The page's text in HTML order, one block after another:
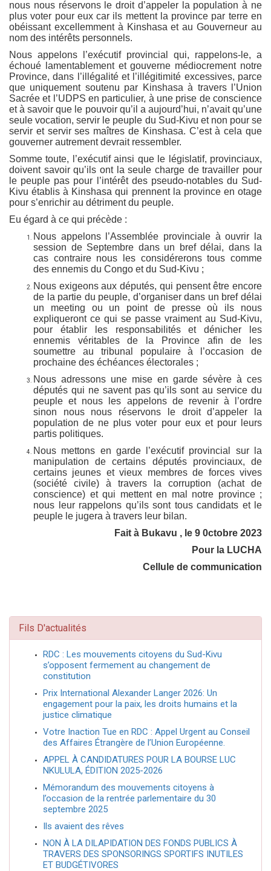
nous nous réservons le droit d’appeler la population à ne
plus voter pour eux car ils mettent la province par terre en
obéissant excellemment à Kinshasa et au Gouverneur au
nom des intérêts personnels.
Nous appelons l’exécutif provincial qui, rappelons-le, a
échoué lamentablement et gouverne médiocrement notre
Province, dans l’illégalité et l’illégitimité excessives, parce
que uniquement soutenu par Kinshasa à travers l’Union
Sacrée et l’UDPS en particulier, à une prise de conscience
et à savoir que le pouvoir qu’il a aujourd’hui, n’avait qu’une
seule vocation, servir le peuple du Sud-Kivu et non pour se
servir et servir ses maîtres de Kinshasa. C’est à cela que
gouverner autrement devrait ressembler.
Somme toute, l’exécutif ainsi que le législatif, provinciaux,
doivent savoir qu’ils ont la seule charge de travailler pour
le peuple pas pour l’intérêt des pseudo-notables du Sud-
Kivu établis à Kinshasa qui prennent la province en otage
pour s’enrichir au détriment du peuple.
Eu égard à ce qui précède :
Nous appelons l’Assemblée provinciale à ouvrir la
session de Septembre dans un bref délai, dans la
cas contraire nous les considérerons tous comme
des ennemis du Congo et du Sud-Kivu ;
Nous exigeons aux députés, qui pensent être encore
de la partie du peuple, d’organiser dans un bref délai
un meeting ou un point de presse où ils nous
expliqueront ce qui se passe vraiment au Sud-Kivu,
pour établir les responsabilités et dénicher les
ennemis véritables de la Province afin de les
soumettre au tribunal populaire à l’occasion de
prochaine des échéances électorales ;
Nous adressons une mise en garde sévère à ces
députés qui ne savent pas qu’ils sont au service du
peuple et nous les appelons de revenir à l’ordre
sinon nous nous réservons le droit d’appeler la
population de ne plus voter pour eux et pour leurs
partis politiques.
Nous mettons en garde l’exécutif provincial sur la
manipulation de certains députés provinciaux, de
certains jeunes et vieux membres de forces vives
(société civile) à travers la corruption (achat de
conscience) et qui mettent en mal notre province ;
nous leur rappelons qu’ils sont tous candidats et le
peuple le jugera à travers leur bilan.
Fait à Bukavu , le 9 0ctobre 2023
Pour la LUCHA
Cellule de communication
Fils D'actualités
RDC : Les mouvements citoyens du Sud-Kivu
s’opposent fermement au changement de
constitution
Prix International Alexander Langer 2026: Un
engagement pour la paix, les droits humains et la
justice climatique
Votre Inaction Tue en RDC : Appel Urgent au Conseil
des Affaires Étrangère de l’Union Européenne.
APPEL À CANDIDATURES POUR LA BOURSE LUC
NKULULA, ÉDITION 2025-2026
Mémorandum des mouvements citoyens à
l’occasion de la rentrée parlementaire du 30
septembre 2025
Ils avaient des rêves
NON À LA DILAPIDATION DES FONDS PUBLICS À
TRAVERS DES SPONSORINGS SPORTIFS INUTILES
ET BUDGÉTIVORES